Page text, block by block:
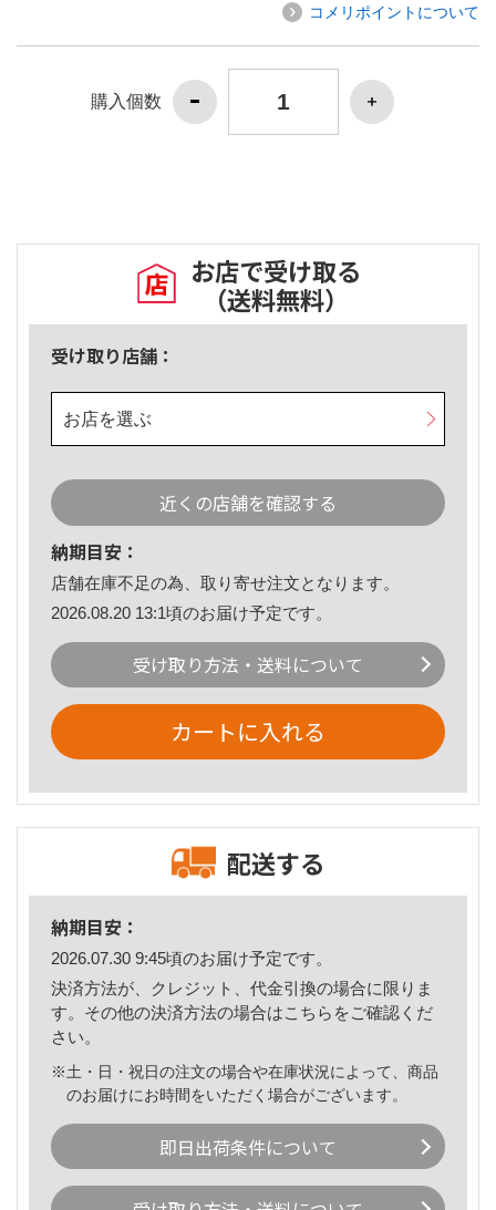
コメリポイントについて
購入個数
お店で受け取る
（送料無料）
受け取り店舗：
お店を選ぶ
近くの店舗を確認する
納期目安：
店舗在庫不足の為、取り寄せ注文となります。
2026.08.20 13:1頃のお届け予定です。
受け取り方法・送料について
カートに入れる
配送する
納期目安：
2026.07.30 9:45頃のお届け予定です。
決済方法が、クレジット、代金引換の場合に限りま
す。その他の決済方法の場合はこちら をご確認くだ
さい。
※土・日・祝日の注文の場合や在庫状況によって、商品
のお届けにお時間をいただく場合がございます。
即日出荷条件について